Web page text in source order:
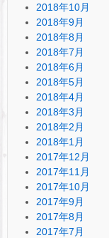
2018年10月
2018年9月
2018年8月
2018年7月
2018年6月
2018年5月
2018年4月
2018年3月
2018年2月
2018年1月
2017年12月
2017年11月
2017年10月
2017年9月
2017年8月
2017年7月